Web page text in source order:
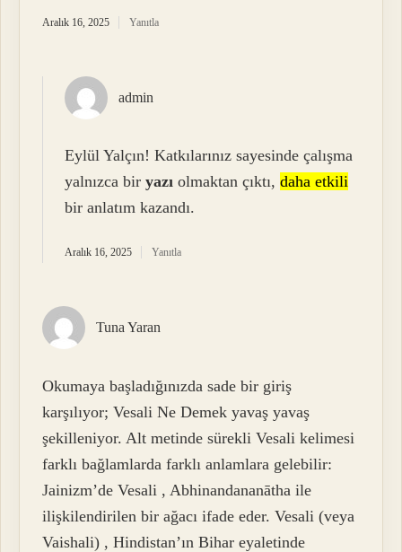
Aralık 16, 2025 Yanıtla
admin
Eylül Yalçın! Katkılarınız sayesinde çalışma
yalnızca biryazı olmaktan çıktı,daha etkili
bir anlatım kazandı.
Aralık 16, 2025 Yanıtla
Tuna Yaran
Okumaya başladığınızda sade bir giriş
karşılıyor; Vesali Ne Demek yavaş yavaş
şekilleniyor. Alt metinde sürekli Vesali kelimesi
farklı bağlamlarda farklı anlamlara gelebilir:
Jainizm’de Vesali , Abhinandananātha ile
ilişkilendirilen bir ağacı ifade eder. Vesali (veya
Vaishali) , Hindistan’ın Bihar eyaletinde